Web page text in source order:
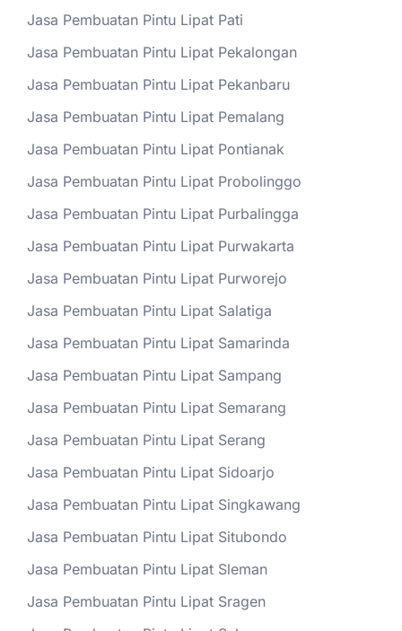
Jasa Pembuatan Pintu Lipat Pati
Jasa Pembuatan Pintu Lipat Pekalongan
Jasa Pembuatan Pintu Lipat Pekanbaru
Jasa Pembuatan Pintu Lipat Pemalang
Jasa Pembuatan Pintu Lipat Pontianak
Jasa Pembuatan Pintu Lipat Probolinggo
Jasa Pembuatan Pintu Lipat Purbalingga
Jasa Pembuatan Pintu Lipat Purwakarta
Jasa Pembuatan Pintu Lipat Purworejo
Jasa Pembuatan Pintu Lipat Salatiga
Jasa Pembuatan Pintu Lipat Samarinda
Jasa Pembuatan Pintu Lipat Sampang
Jasa Pembuatan Pintu Lipat Semarang
Jasa Pembuatan Pintu Lipat Serang
Jasa Pembuatan Pintu Lipat Sidoarjo
Jasa Pembuatan Pintu Lipat Singkawang
Jasa Pembuatan Pintu Lipat Situbondo
Jasa Pembuatan Pintu Lipat Sleman
Jasa Pembuatan Pintu Lipat Sragen